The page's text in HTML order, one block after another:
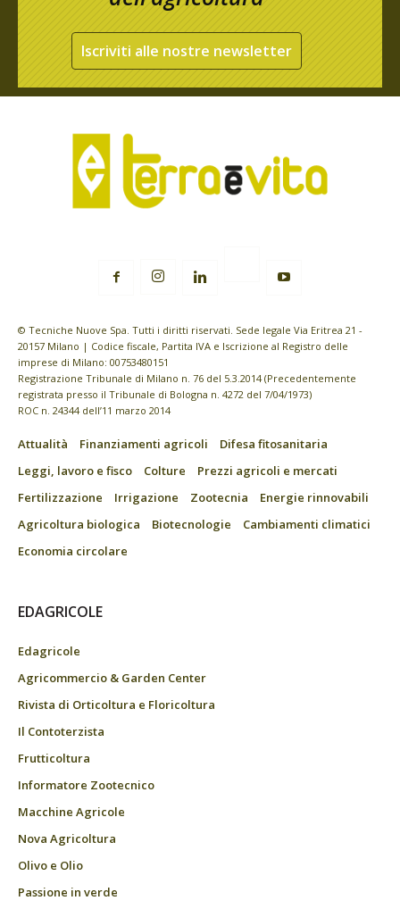
Iscriviti alle nostre newsletter
© Tecniche Nuove Spa. Tutti i diritti riservati. Sede legale Via Eritrea 21 -
20157 Milano | Codice fiscale, Partita IVA e Iscrizione al Registro delle
imprese di Milano: 00753480151
Registrazione Tribunale di Milano n. 76 del 5.3.2014 (Precedentemente
registrata presso il Tribunale di Bologna n. 4272 del 7/04/1973)
ROC n. 24344 dell’11 marzo 2014
Attualità Finanziamenti agricoli
Difesa fitosanitaria
Leggi, lavoro e fisco
Colture
Prezzi agricoli e mercati
Fertilizzazione
Irrigazione Zootecnia
Energie rinnovabili
Agricoltura biologica
Biotecnologie
Cambiamenti climatici
Economia circolare
EDAGRICOLE
Edagricole
Agricommercio & Garden Center
Rivista di Orticoltura e Floricoltura
Il Contoterzista
Frutticoltura
Informatore Zootecnico
Macchine Agricole
Nova Agricoltura
Olivo e Olio
Passione in verde